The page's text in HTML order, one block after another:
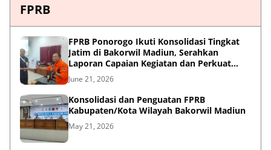
FPRB
FPRB Ponorogo Ikuti Konsolidasi Tingkat
Jatim di Bakorwil Madiun, Serahkan
Laporan Capaian Kegiatan dan Perkuat
Sinergi Pentahelix
June 21, 2026
Konsolidasi dan Penguatan FPRB
Kabupaten/Kota Wilayah Bakorwil Madiun
May 21, 2026